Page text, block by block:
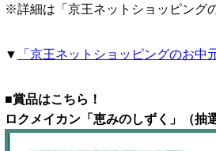
※詳細は「京王ネットショッピング
▼ 「京王ネットショッピングのお中
■賞品はこちら！
ロクメイカン「恵みのしずく」（抽